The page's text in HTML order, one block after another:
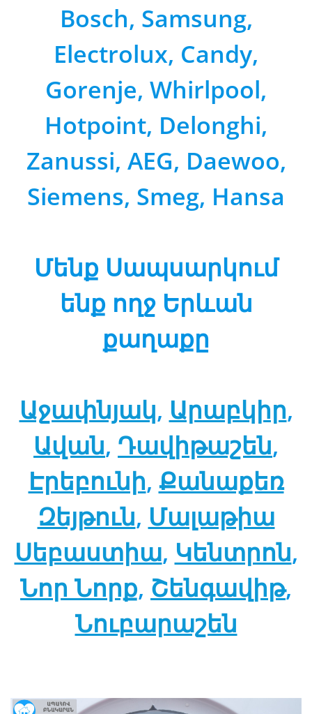
Bosch, Samsung,
Electrolux, Candy,
Gorenje, Whirlpool,
Hotpoint, Delonghi,
Zanussi, AEG, Daewoo,
Siemens, Smeg, Hansa
Մենք Սապսարկում
ենք ողջ Երևան
քաղաքը
Աջափնյակ, Արաբկիր,
Ավան, Դավիթաշեն,
Էրեբունի, Քանաքեռ
Զեյթուն, Մալաթիա
Սեբաստիա, Կենտրոն,
Նոր Նորք, Շենգավիթ,
Նուբարաշեն